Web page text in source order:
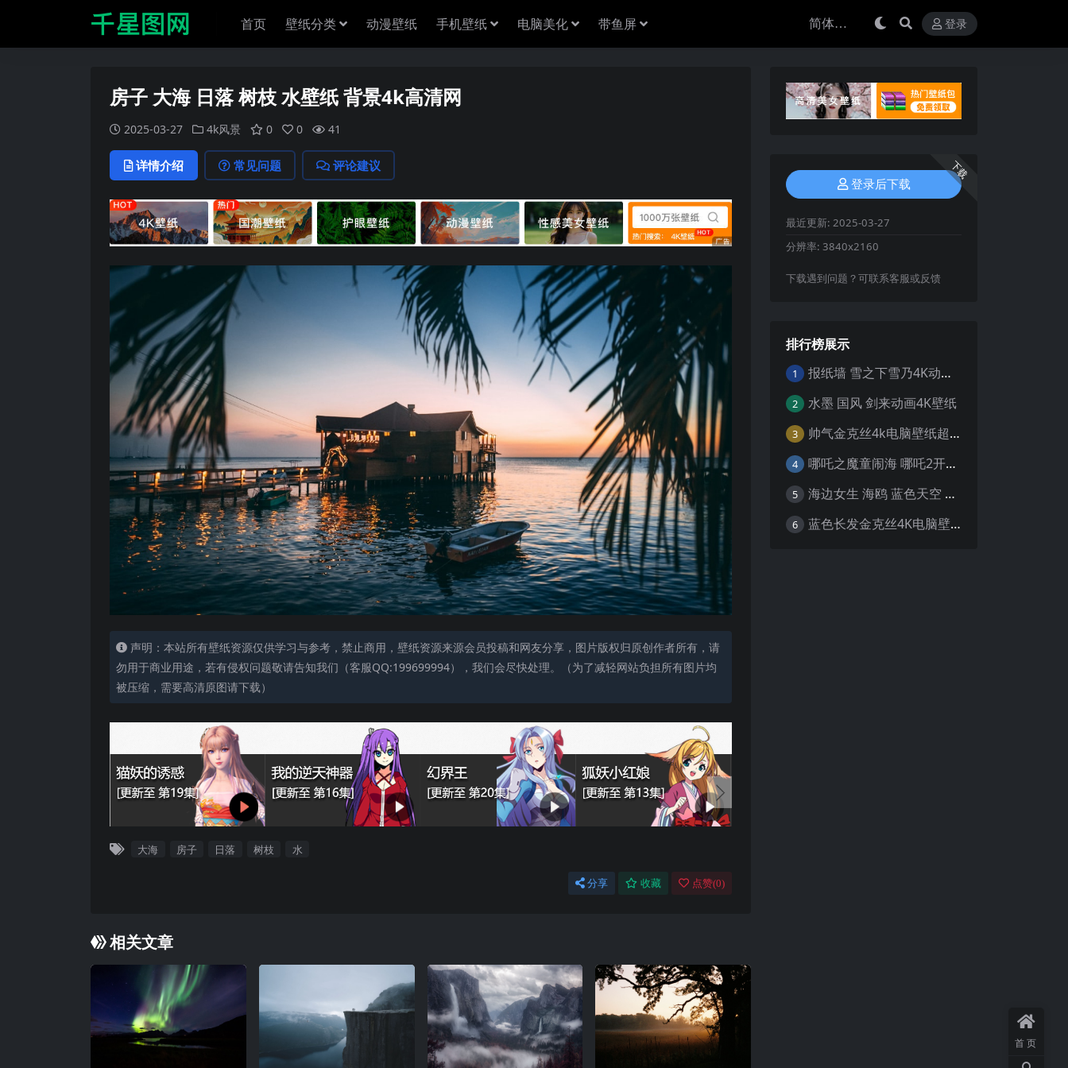
首页 壁纸分类 动漫壁纸 手机壁纸 电脑美化 带鱼屏 登录
房子 大海 日落 树枝 水壁纸 背景4k高清网
2025-03-27 4k风景 0 0 41
详情介绍 常见问题 评论建议
声明：本站所有壁纸资源仅供学习与参考，禁止商用，壁纸资源来源会员投稿和网友分享，图片版权归原创作者所有，请
勿用于商业用途，若有侵权问题敬请告知我们（客服QQ:199699994），我们会尽快处理。（为了减轻网站负担所有图片均
被压缩，需要高清原图请下载）
大海 房子 日落 树枝 水
分享 收藏 点赞(0)
相关文章
下载
登录后下载
最近更新: 2025-03-27
分辨率: 3840x2160
下载遇到问题？可联系客服或反馈
排行榜展示
1 报纸墙 雪之下雪乃4K动漫壁纸
2 水墨 国风 剑来动画4K壁纸
3 帅气金克丝4k电脑壁纸超清
4 哪吒之魔童闹海 哪吒2开场4K壁纸
5 海边女生 海鸥 蓝色天空 4K壁纸
6 蓝色长发金克丝4K电脑壁纸
首页